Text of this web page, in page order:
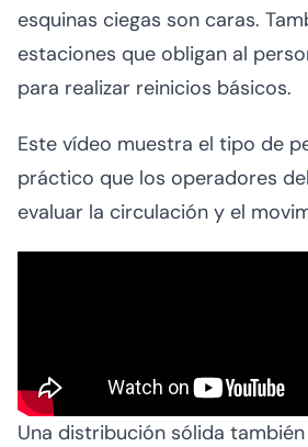
esquinas ciegas son caras.
estaciones que obligan al
para realizar reinicios básicos.
Este vídeo muestra el tipo de
práctico que los operadores
evaluar la circulación y el
Una distribución sólida